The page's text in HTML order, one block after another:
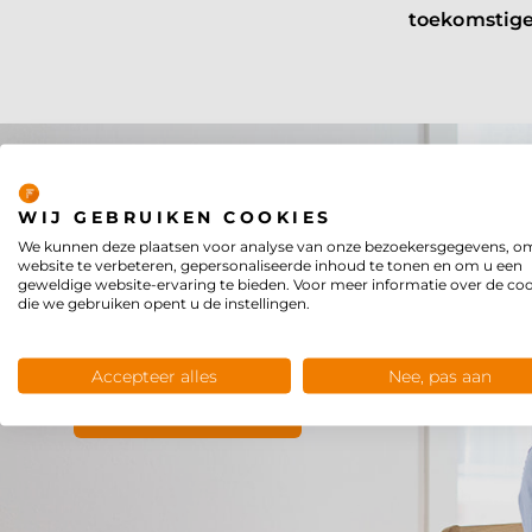
WIL JE MEER
Wij informeren je
WIJ GEBRUIKEN COOKIES
We kunnen deze plaatsen voor analyse van onze bezoekersgegevens,
website te verbeteren, gepersonaliseerde inhoud te tonen en om u een
geweldige website-ervaring te bieden. Voor meer informatie over de
die we gebruiken opent u de instellingen.
Accepteer alles Nee, pas aan